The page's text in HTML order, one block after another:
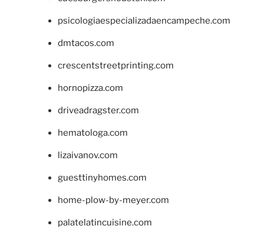
psicologiaespecializadaencampeche.com
dmtacos.com
crescentstreetprinting.com
hornopizza.com
driveadragster.com
hematologa.com
lizaivanov.com
guesttinyhomes.com
home-plow-by-meyer.com
palatelatincuisine.com